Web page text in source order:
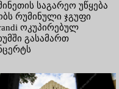
საგარეო უწყება
რუმინული ჯგუფი
ოკუპირებულ
გასამართ